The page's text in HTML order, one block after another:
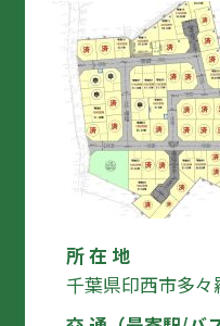
所 在 地
千葉県印西市多